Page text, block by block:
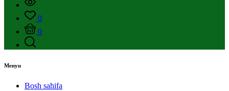
0
0
Menyu
Bosh sahifa